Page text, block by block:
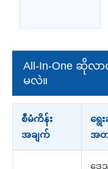
All-In-One ဆိုလ
မလဲ။
စီမံကိန်း
အချက်
ရွေ
အတ
ဒေ